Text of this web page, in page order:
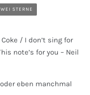
STERNE
/ I don’t sing for
note’s for you – Neil
eben manchmal